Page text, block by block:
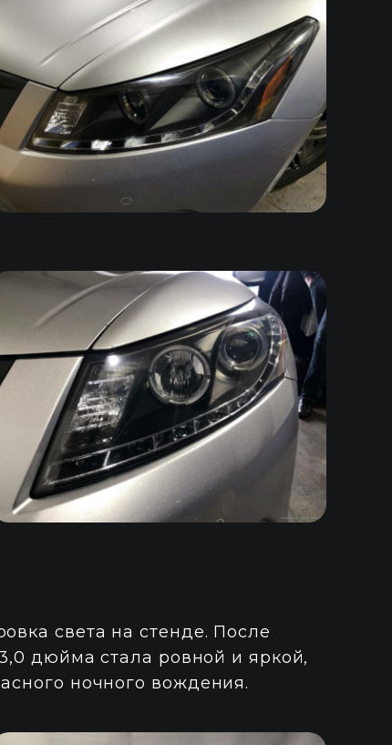
света на стенде. После
дюйма стала ровной и яркой,
ночного вождения.